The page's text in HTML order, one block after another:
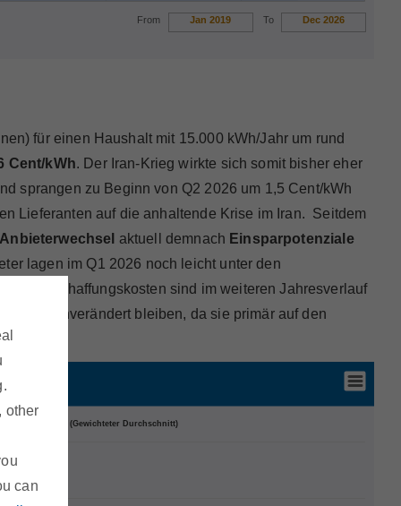
other
can
für einen Haushalt mit 15.000 kWh/Jahr um rund
Cent/kWh. Der Iran-Krieg wirkte sich somit bisher eher
sprangen zu Beginn von Q2 2026 um 1,5 Cent/kWh
Lieferanten auf die anhaltende Krise im Iran. Seitdem
aktuell demnach Einsparpotenziale
lagen im Q1 2026 noch leicht unter den
Beschaffungskosten sind im weiteren Jahresverlauf
unverändert bleiben, da sie primär auf den